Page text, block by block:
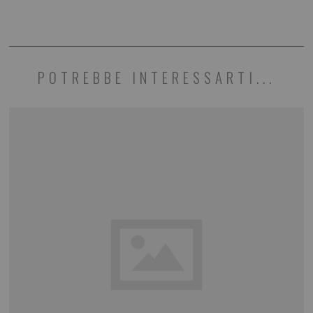
POTREBBE INTERESSARTI...